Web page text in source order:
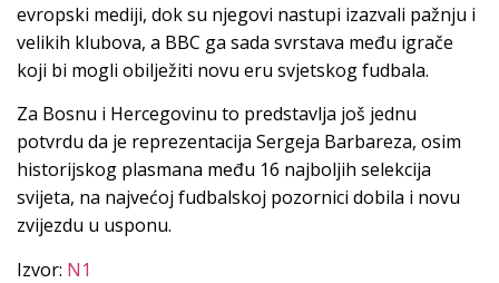
evropski mediji, dok su njegovi nastupi izazvali pažnju i
velikih klubova, a BBC ga sada svrstava među igrače
koji bi mogli obilježiti novu eru svjetskog fudbala.
Za Bosnu i Hercegovinu to predstavlja još jednu
potvrdu da je reprezentacija Sergeja Barbareza, osim
historijskog plasmana među 16 najboljih selekcija
svijeta, na najvećoj fudbalskoj pozornici dobila i novu
zvijezdu u usponu.
Izvor: N1